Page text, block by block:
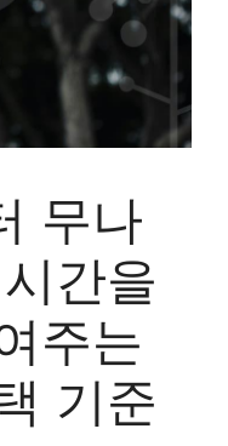
무나
간을
주는
기준